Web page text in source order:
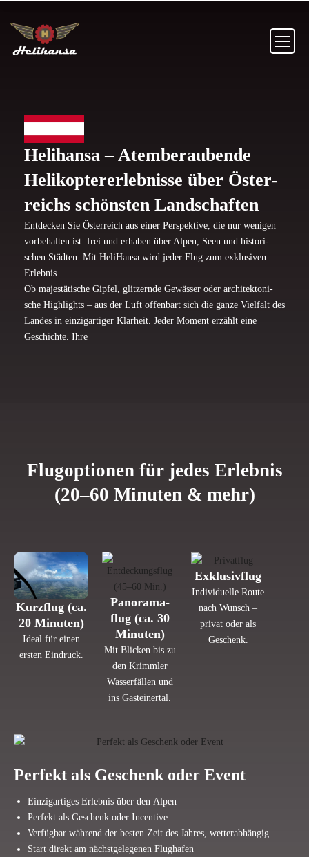
Helih­ansa – Atem­be­rau­bende
Heli­ko­pter­er­leb­nisse über Öster­
reichs schönsten Landschaften
Ent­de­cken Sie Öster­reich aus einer Per­spek­tive, die nur wenigen
vor­be­halten ist: frei und erhaben über Alpen, Seen und his­to­ri­
schen Städten. Mit HeliH­ansa wird jeder Flug zum exklu­siven
Erlebnis.
Ob majes­tä­ti­sche Gipfel, glit­zernde Gewässer oder archi­tek­to­ni­
sche High­lights – aus der Luft offen­bart sich die ganze Viel­falt des
Landes in ein­zig­ar­tiger Klar­heit. Jeder Moment erzählt eine
Geschichte. Ihre
Flug­op­tionen für jedes Erlebnis
(20–60 Minuten & mehr)
Kurz­flug (ca.
20 Minuten)
Ideal für einen
ersten Eindruck.
Pan­ora­ma­
flug (ca. 30
Minuten)
Mit Bli­cken bis zu
den Krimmler
Was­ser­fällen und
ins Gasteinertal.
Exklu­siv­flug
Indi­vi­du­elle Route
nach Wunsch –
privat oder als
Geschenk.
Per­fekt als Geschenk oder Event
Ein­zig­ar­tiges Erlebnis über den Alpen
Per­fekt als Geschenk oder Incentive
Ver­fügbar wäh­rend der besten Zeit des Jahres, wetterabhängig
Start direkt am nächst­ge­le­genen Flughafen